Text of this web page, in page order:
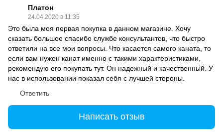
Платон
24.04.2020 в 11:35
Это была моя первая покупка в данном магазине. Хочу
сказать большое спасибо службе консультантов, что быстро
ответили на все мои вопросы. Что касается самого каната, то
если вам нужен канат именно с такими характеристиками,
рекомендую его покупать тут. Он надежный и качественный. У
нас в использовании показал себя с лучшей стороны.
Ответить
Написать отзыв